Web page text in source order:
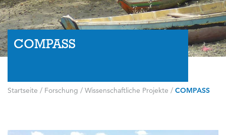
COMPASS
Startseite / Forschung / Wissenschaftliche Projekte / COMPASS